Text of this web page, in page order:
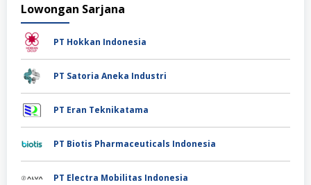
Lowongan Sarjana
PT Hokkan Indonesia
PT Satoria Aneka Industri
PT Eran Teknikatama
PT Biotis Pharmaceuticals Indonesia
PT Electra Mobilitas Indonesia